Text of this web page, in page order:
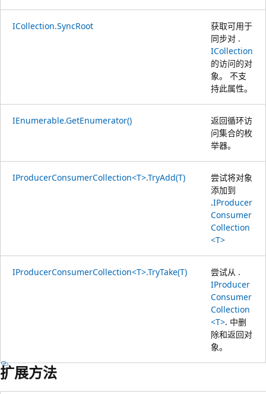
ICollection.SyncRoot
获取可用于
同步对 .
ICollection
的访问的对
象。 不支
持此属性。
IEnumerable.GetEnumerator()
返回循环访
问集合的枚
举器。
IProducerConsumerCollection<T>.TryAdd(T)
尝试将对象
添加到
.IProducer
Consumer
Collection
<T>
IProducerConsumerCollection<T>.TryTake(T)
尝试从 .
IProducer
Consumer
Collection
<T>. 中删
除和返回对
象。
扩展方法